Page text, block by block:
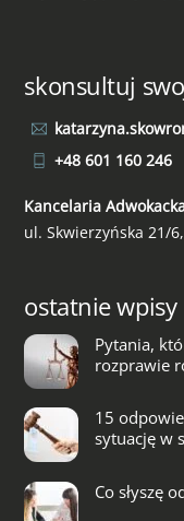
skonsultuj
+48 601 160 246
Kancelaria
ul. Skwierzyńska 21/
ostatnie wpisy
Pytania,
rozprawie
15
sytuację w
Co słyszę